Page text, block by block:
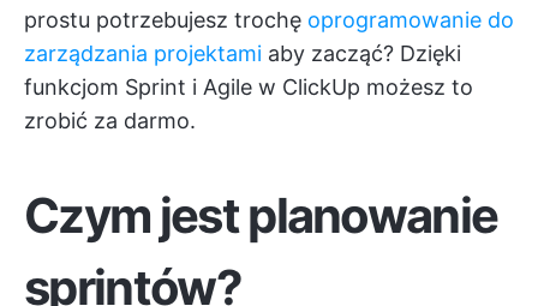
prostu potrzebujesz trochę oprogramowanie do
zarządzania projektami aby zacząć? Dzięki
funkcjom Sprint i Agile w ClickUp możesz to
zrobić za darmo.
Czym jest planowanie
sprintów?